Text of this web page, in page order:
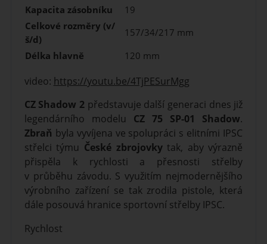
Kapacita zásobníku
19
Celkové rozměry (v/
š/d)
157/34/217 mm
Délka hlavně
120 mm
video: https://youtu.be/4TjPESurMgg
CZ Shadow 2představuje další generaci dnes již
legendárního modelu CZ 75 SP-01 Shadow.
Zbraň byla vyvíjena ve spolupráci s elitními IPSC
střelci týmu České zbrojovkytak, aby výrazně
přispěla k rychlosti a přesnosti střelby
v průběhu závodu. S využitím nejmodernějšího
výrobního zařízení se tak zrodila pistole, která
dále posouvá hranice sportovní střelby IPSC.
Rychlost